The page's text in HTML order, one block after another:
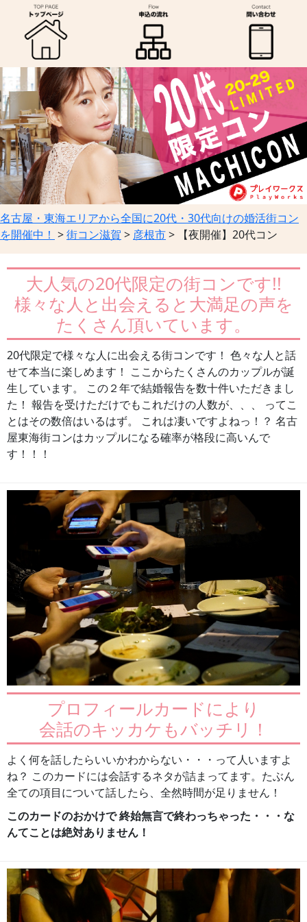
名古屋・東海エリアから全国に20代・30代向けの婚活街コン
を開催中！ >街コン滋賀 > 彦根市> 【夜開催】20代コン
大人気の20代限定の街コンです!!
様々な人と出会えると大満足の声を
たくさん頂いています。
20代限定で様々な人に出会える街コンです！ 色々な人と話
せて本当に楽しめます！ ここからたくさんのカップルが誕
生しています。 この２年で結婚報告を数十件いただきまし
た！ 報告を受けただけでもこれだけの人数が、、、 ってこ
とはその数倍はいるはず。 これは凄いですよねっ！？ 名古
屋東海街コンはカップルになる確率が格段に高いんで
す！！！
プロフィールカードにより
会話のキッカケもバッチリ！
よく何を話したらいいかわからない・・・って人いますよ
ね？ このカードには会話するネタが詰まってます。たぶん
全ての項目について話したら、全然時間が足りません！
このカードのおかけで 終始無言で終わっちゃった・・・な
んてことは絶対ありません！